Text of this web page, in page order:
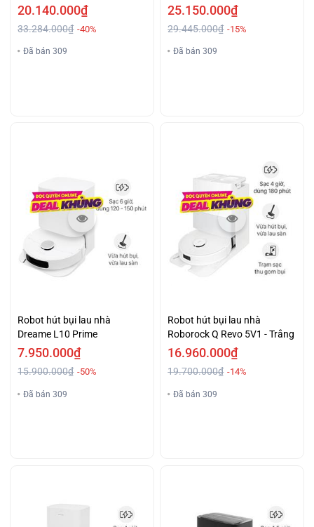
20.140.000₫
33.284.000₫ -40%
Đã bán 309
25.150.000₫
29.445.000₫ -15%
Đã bán 309
Robot hút bụi lau nhà
Dreame L10 Prime
7.950.000₫
15.900.000₫ -50%
Đã bán 309
Robot hút bụi lau nhà
Roborock Q Revo 5V1 - Trắng
16.960.000₫
19.700.000₫ -14%
Đã bán 309